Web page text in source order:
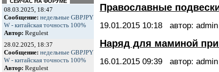
08.03.2025, 18:47
Сообщение: недельные GBPJPY
W - китайская точность 100%
Автор: Regulest
28.02.2025, 18:37
Сообщение: недельные GBPJPY
W - китайская точность 100%
Автор: Regulest
Православные
19.01.2015 10:18 автор: admin
Наряд для маминой
16.01.2015 09:39 автор: admin